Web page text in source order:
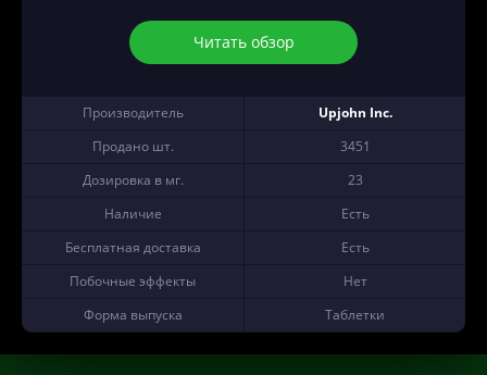
Читать обзор
Производитель
Upjohn Inc.
Продано шт.
3451
Дозировка в мг.
23
Наличие
Есть
Бесплатная доставка
Есть
Побочные эффекты
Нет
Форма выпуска
Таблетки